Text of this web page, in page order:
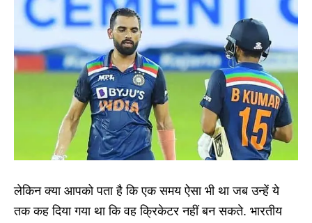
लेकिन क्या आपको पता है कि एक समय ऐसा भी था जब उन्हें ये
तक कह दिया गया था कि वह क्रिकेटर नहीं बन सकते. भारतीय